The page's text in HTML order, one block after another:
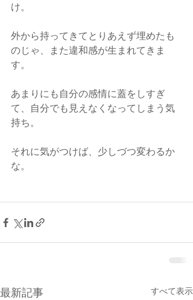
け。
外から持ってきてとりあえず埋めたも
のじゃ、また違和感が生まれてきま
す。
あまりにも自分の感情に蓋をしすぎ
て、自分でも見えなくなってしまう気
持ち。
それに気がつけば、少しづつ変わるか
な。
最新記事 すべて表示